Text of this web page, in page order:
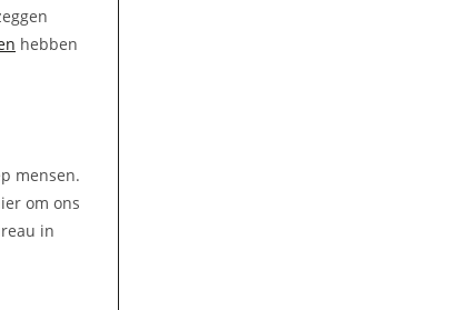
hebben
mensen.
om ons
in